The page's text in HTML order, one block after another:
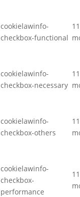
cookielawinfo-
checkbox-functional
11
cookielawinfo-
checkbox-necessary
11
cookielawinfo-
checkbox-others
11
cookielawinfo-
checkbox-
performance
11